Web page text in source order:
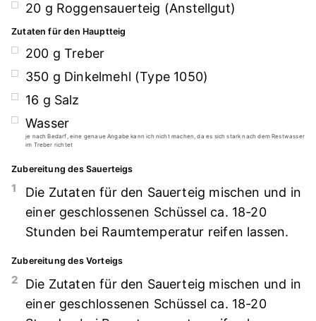
20 g Roggensauerteig (Anstellgut)
Zutaten für den Hauptteig
200 g Treber
350 g Dinkelmehl (Type 1050)
16 g Salz
Wasser
je nach Bedarf, eine genaue Angabe kann ich nicht machen, da es sich stark nach dem Restwasser
im Treber richtet
Zubereitung des Sauerteigs
1
Die Zutaten für den Sauerteig mischen und in
einer geschlossenen Schüssel ca. 18-20
Stunden bei Raumtemperatur reifen lassen.
Zubereitung des Vorteigs
2
Die Zutaten für den Sauerteig mischen und in
einer geschlossenen Schüssel ca. 18-20